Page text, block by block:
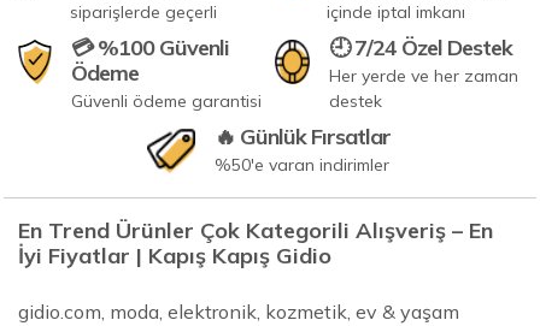
siparişlerde geçerli
içinde iptal imkanı
💳 %100 Güvenli
Ödeme
Güvenli ödeme garantisi
🕘 7/24 Özel Destek
Her yerde ve her zaman
destek
🔥 Günlük Fırsatlar
%50'e varan indirimler
En Trend Ürünler Çok Kategorili Alışveriş – En
İyi Fiyatlar | Kapış Kapış Gidio
gidio.com, moda, elektronik, kozmetik, ev & yaşam